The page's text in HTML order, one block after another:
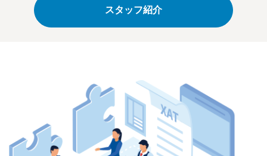
スタッフ紹介